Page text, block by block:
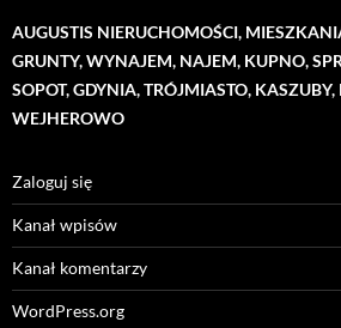
AUGUSTIS NIERUCHOMOŚCI,
GRUNTY, WYNAJEM, NAJEM, KUPNO,
SOPOT, GDYNIA, TRÓJMIASTO,
WEJHEROWO
Zaloguj się
Kanał wpisów
Kanał komentarzy
WordPress.org